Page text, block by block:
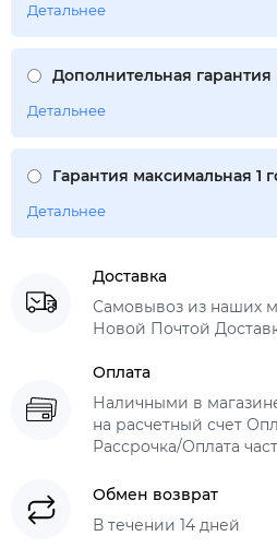
Детальнее
Дополнительная гарантия
Детальнее
Гарантия максимальная 1
Детальнее
Доставка
Самовывоз из наших
Новой Почтой
Оплата
Наличными в
на расчетный счет
Рассрочка/Оплата
Обмен возврат
В течении 14 дней